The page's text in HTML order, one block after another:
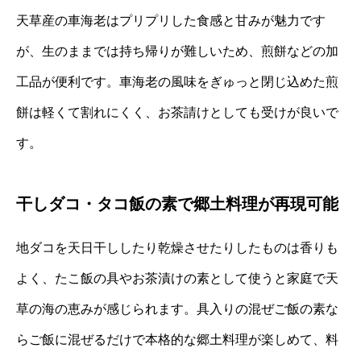
天草産の車海老はプリプリした食感と甘みが魅力です
が、生のままでは持ち帰りが難しいため、煎餅などの加
工品が便利です。車海老の風味をぎゅっと閉じ込めた煎
餅は軽くて割れにくく、お茶請けとしても受けが良いで
す。
干しダコ・タコ飯の素で郷土料理が再現可能
地ダコを天日干ししたり乾燥させたりしたものは香りも
よく、たこ飯の具やお茶漬けの素として使うと家庭で天
草の海の恵みが感じられます。具入りの混ぜご飯の素な
らご飯に混ぜるだけで本格的な郷土料理が楽しめて、料